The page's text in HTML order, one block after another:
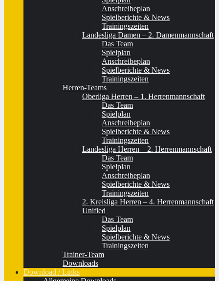
Anschreibeplan
Spielberichte & News
Trainingszeiten
Landesliga Damen – 2. Damenmannschaft
Das Team
Spielplan
Anschreibeplan
Spielberichte & News
Trainingszeiten
Herren-Teams
Oberliga Herren – 1. Herrenmannschaft
Das Team
Spielplan
Anschreibeplan
Spielberichte & News
Trainingszeiten
Landesliga Herren – 2. Herrenmannschaft
Das Team
Spielplan
Anschreibeplan
Spielberichte & News
Trainingszeiten
2. Kreisliga Herren – 4. Herrenmannschaft
Unified
Das Team
Spielplan
Spielberichte & News
Trainingszeiten
Trainer-Team
Downloads
Download / Links